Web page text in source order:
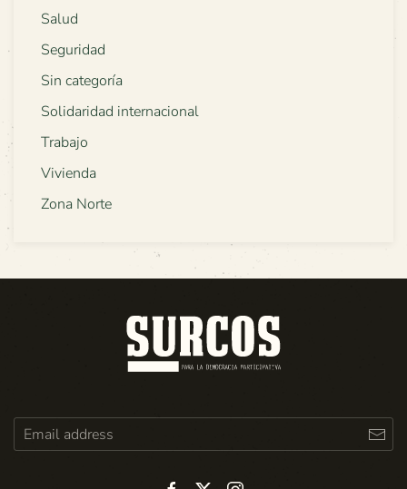
Salud
Seguridad
Sin categoría
Solidaridad internacional
Trabajo
Vivienda
Zona Norte